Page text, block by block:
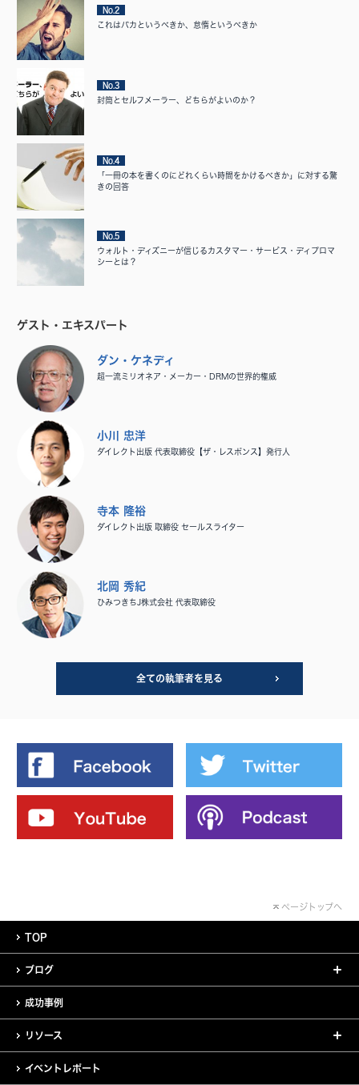
No.2
これはバカというべきか、怠惰というべきか
No.3
封筒とセルフメーラー、どちらがよいのか？
No.4
「一冊の本を書くのにどれくらい時間をかけるべきか」に対する驚
きの回答
No.5
ウォルト・ディズニーが信じるカスタマー・サービス・ディプロマ
シーとは？
ゲスト・エキスパート
ダン・ケネディ
超一流ミリオネア・メーカー・DRMの世界的権威
小川 忠洋
ダイレクト出版 代表取締役【ザ・レスポンス】発行人
寺本 隆裕
ダイレクト出版 取締役 セールスライター
北岡 秀紀
ひみつきちJ株式会社 代表取締役
全ての執筆者を見る
ページトップへ
TOP
ブログ
成功事例
リソース
イベントレポート